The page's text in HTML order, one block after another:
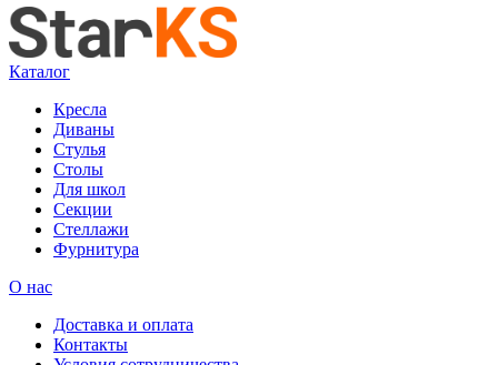
Каталог
Кресла
Диваны
Стулья
Столы
Для школ
Секции
Стеллажи
Фурнитура
О нас
Доставка и оплата
Контакты